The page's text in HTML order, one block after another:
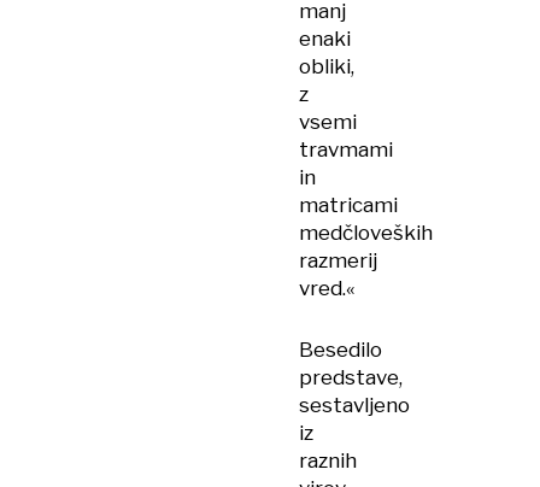
manj
enaki
obliki,
z
vsemi
travmami
in
matricami
medčloveških
razmerij
vred.«
Besedilo
predstave,
sestavljeno
iz
raznih